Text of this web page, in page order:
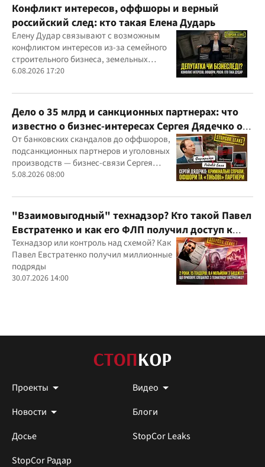
Конфликт интересов, оффшоры и верный
российский след: кто такая Елена Дударь
Елену Дудар связывают с возможным
конфликтом интересов из-за семейного
строительного бизнеса, земельных
скандалов, судебных дел
6.08.2026 17:20
Дело о 35 млрд и санкционных партнерах: что
известно о бизнес-интересах Сергея Дядечко от
"Родовид Банка" до "ФАРМАСЕЛ"
От банковских скандалов до оффшоров,
подсанкционных партнеров и уголовных
производств — бизнес-связи Сергея
Дядечко до сих пор простираются через
юрисдикций
5.08.2026 08:00
"Взаимовыгодный" технадзор? Кто такой Павел
Евстратенко и как его ФЛП получил доступ к
бюджетным миллионам?
Технадзор или контроль над схемой? Как
Павел Евстратенко получил миллионные
подряды
30.07.2026 14:00
Проекты
Видео
Новости
Блоги
Досье
StopCor Leaks
StopCor Радар